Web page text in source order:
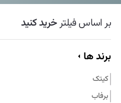
باشگاه مشتریان
درباره ما
بر اساس فیلترخرید کنید
برند ها
کیتک
برفاب